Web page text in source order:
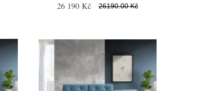
26 190 Kč 26190.00 Kč